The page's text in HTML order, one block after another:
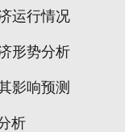
运行情况
形势分析
影响预测
析